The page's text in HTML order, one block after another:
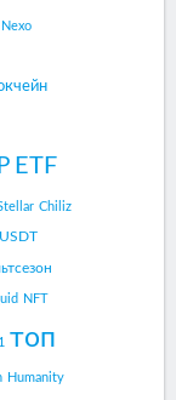
Nexo
ETF
Chiliz
USDT
NFT
топ
Humanity